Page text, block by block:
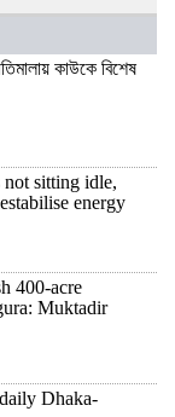
কাউকে বিশেষ
not sitting idle,
energy
400-acre
Muktadir
Dhaka-